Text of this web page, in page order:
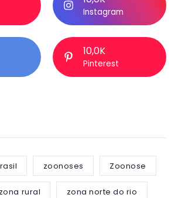
Instagram
10,0K
Pinterest
zoonoses Zoonose
zona rural zona norte do rio